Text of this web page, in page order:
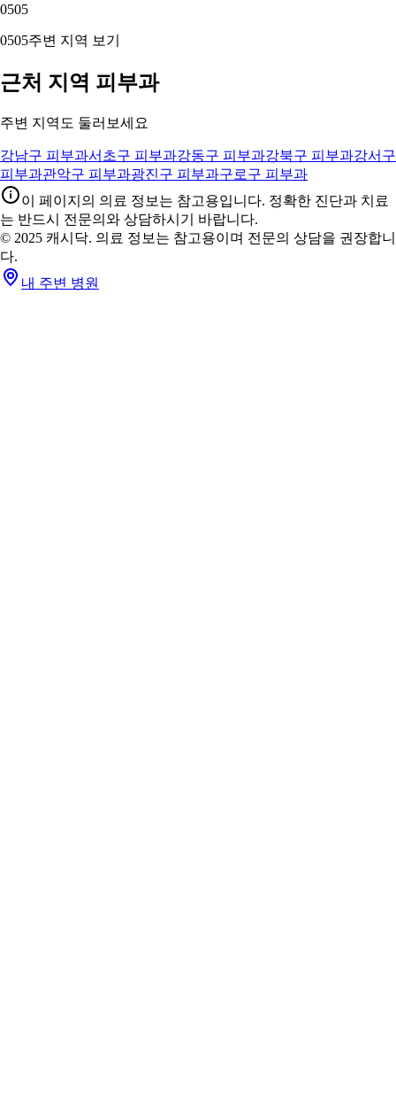
0505
0505주변 지역 보기
근처 지역 피부과
주변 지역도 둘러보세요
강남구 피부과서초구 피부과강동구 피부과강북구 피부과강서구
피부과관악구 피부과광진구 피부과구로구 피부과
이 페이지의 의료 정보는 참고용입니다. 정확한 진단과 치료
는 반드시 전문의와 상담하시기 바랍니다.
© 2025 캐시닥. 의료 정보는 참고용이며 전문의 상담을 권장합니
다.
내 주변 병원